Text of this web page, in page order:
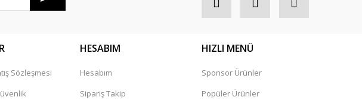
Sözleşmesi
HESABIM
Hesabım
Sipariş Takip
HIZLI MENÜ
Sponsor Ürünler
Popüler Ürünler